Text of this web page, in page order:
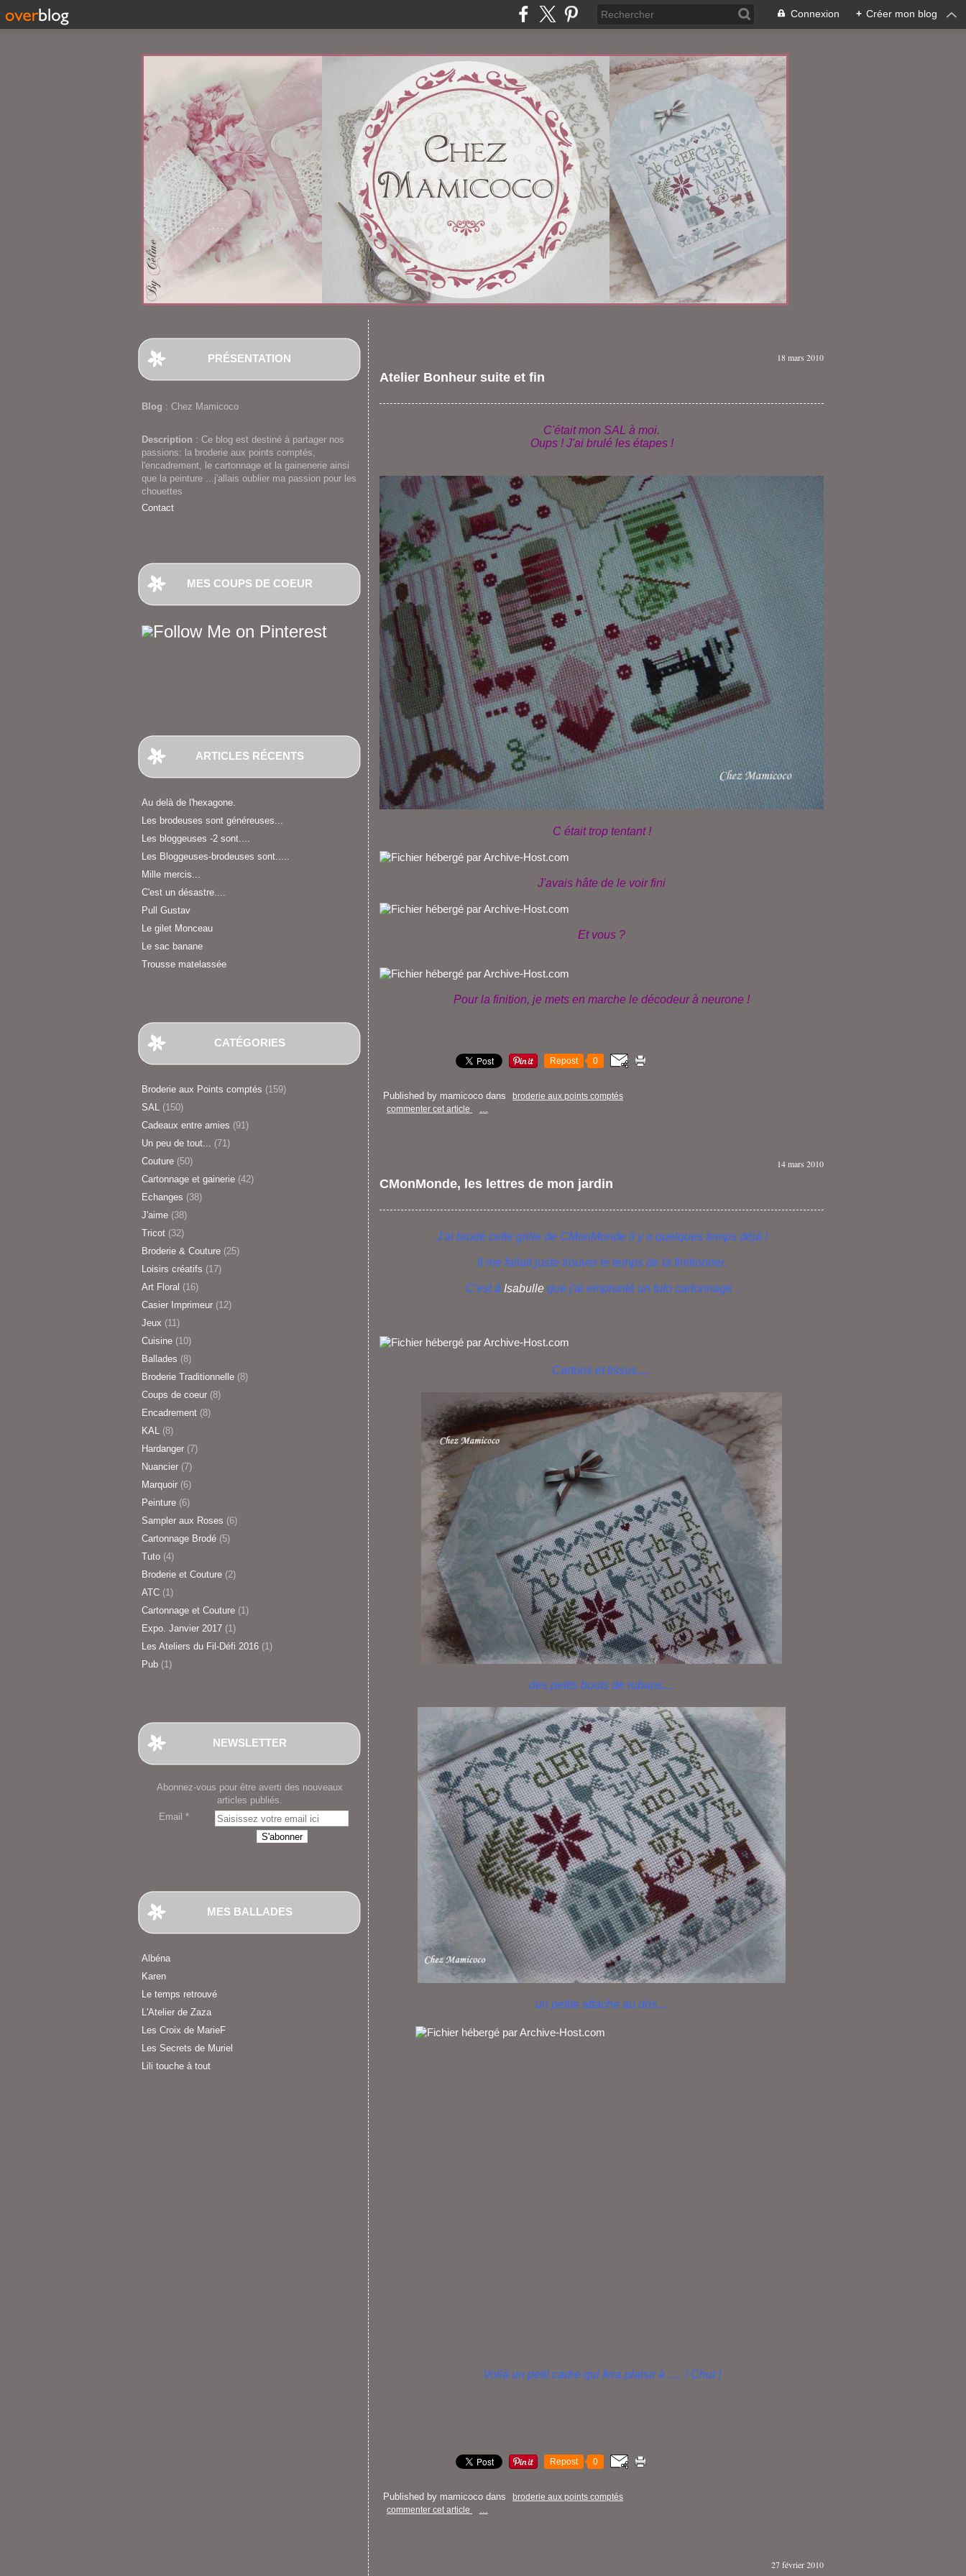
Connexion + Créer mon blog
PRÉSENTATION
Blog : Chez Mamicoco
Description : Ce blog est destiné à partager nos
passions: la broderie aux points comptés,
l'encadrement, le cartonnage et la gainenerie ainsi
que la peinture ...j'allais oublier ma passion pour les
chouettes
Contact
MES COUPS DE COEUR
ARTICLES RÉCENTS
Au delà de l'hexagone.
Les brodeuses sont généreuses...
Les bloggeuses -2 sont....
Les Bloggeuses-brodeuses sont.....
Mille mercis...
C'est un désastre....
Pull Gustav
Le gilet Monceau
Le sac banane
Trousse matelassée
CATÉGORIES
Broderie aux Points comptés (159)
SAL (150)
Cadeaux entre amies (91)
Un peu de tout... (71)
Couture (50)
Cartonnage et gainerie (42)
Echanges (38)
J'aime (38)
Tricot (32)
Broderie & Couture (25)
Loisirs créatifs (17)
Art Floral (16)
Casier Imprimeur (12)
Jeux (11)
Cuisine (10)
Ballades (8)
Broderie Traditionnelle (8)
Coups de coeur (8)
Encadrement (8)
KAL (8)
Hardanger (7)
Nuancier (7)
Marquoir (6)
Peinture (6)
Sampler aux Roses (6)
Cartonnage Brodé (5)
Tuto (4)
Broderie et Couture (2)
ATC (1)
Cartonnage et Couture (1)
Expo. Janvier 2017 (1)
Les Ateliers du Fil-Défi 2016 (1)
Pub (1)
NEWSLETTER
Abonnez-vous pour être averti des nouveaux
articles publiés.
Email
MES BALLADES
Albéna
Karen
Le temps retrouvé
L'Atelier de Zaza
Les Croix de MarieF
Les Secrets de Muriel
Lili touche à tout
18 mars 2010
Atelier Bonheur suite et fin
C'était mon SAL à moi.
Oups ! J'ai brulé les étapes !
C était trop tentant !
J'avais hâte de le voir fini
Et vous ?
Pour la finition, je mets en marche le décodeur à neurone !
Repost 0
Published by mamicoco dans
broderie aux points comptés
commenter cet article
14 mars 2010
CMonMonde, les lettres de mon jardin
J'ai brodé cette grille de CMonMonde il y a quelques temps déjà !
Il me fallait juste trouver le temps de la finitionner.
C'est à Isabulleque j'ai emprunté un tuto cartonnage .
Cartons et tissus.....
des petits bouts de rubans....
un petite attache au dos....
Voilà un petit cadre qui fera plaisir à ..... ! Chut !
Repost 0
Published by mamicoco dans
broderie aux points comptés
commenter cet article
27 février 2010